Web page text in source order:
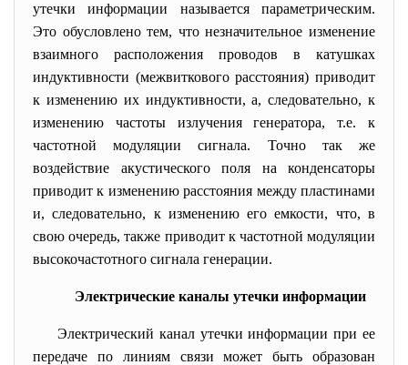
утечки информации называется параметрическим.
Это обусловлено тем, что незначительное изменение
взаимного расположения проводов в катушках
индуктивности (межвиткового расстояния) приводит
к изменению их индуктивности, а, следовательно, к
изменению частоты излучения генератора, т.е. к
частотной модуляции сигнала. Точно так же
воздействие акустического поля на конденсаторы
приводит к изменению расстояния между пластинами
и, следовательно, к изменению его емкости, что, в
свою очередь, также приводит к частотной модуляции
высокочастотного сигнала генерации.
Электрические каналы утечки информации
Электрический канал утечки информации при ее
передаче по линиям связи может быть образован